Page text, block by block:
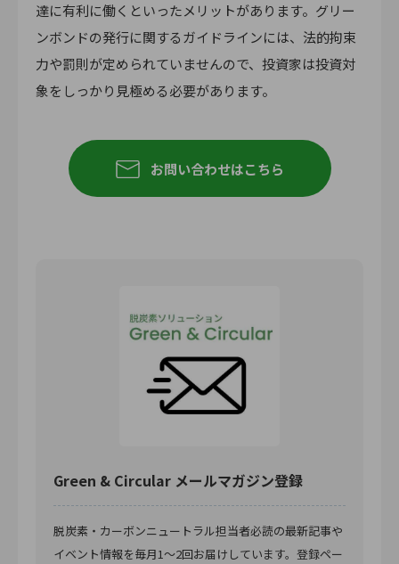
達に有利に働くといったメリットがあります。グリー
ンボンドの発行に関するガイドラインには、法的拘束
力や罰則が定められていませんので、投資家は投資対
象をしっかり見極める必要があります。
お問い合わせはこちら
Green & Circular メールマガジン登録
脱炭素・カーボンニュートラル担当者必読の最新記事や
イベント情報を毎月1〜2回お届けしています。登録ペー